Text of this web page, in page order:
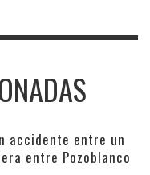
accidente entre un
entre Pozoblanco